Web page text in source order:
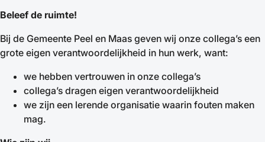
Beleef de ruimte!
Bij de Gemeente Peel en Maas geven wij onze collega’s een
grote eigen verantwoordelijkheid in hun werk, want:
we hebben vertrouwen in onze collega’s
collega’s dragen eigen verantwoordelijkheid
we zijn een lerende organisatie waarin fouten maken
mag.